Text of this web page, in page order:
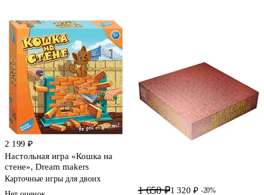
2 199 ₽
Настольная игра «Кошка на
стене», Dream makers
Карточные игры для двоих
1 650 ₽1 320 ₽ -20%